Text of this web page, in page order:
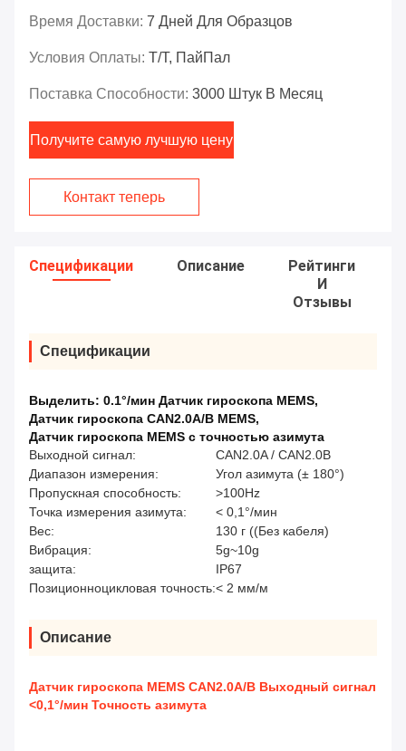
Время Доставки: 7 Дней Для Образцов
Условия Оплаты: Т/Т, ПайПал
Поставка Способности: 3000 Штук В Месяц
Получите самую лучшую цену
Контакт теперь
Спецификации Описание
Рейтинги
И
Отзывы
Спецификации
Выделить: 0.1°/мин Датчик гироскопа MEMS,
Датчик гироскопа CAN2.0A/B MEMS,
Датчик гироскопа MEMS с точностью азимута
Выходной сигнал:
CAN2.0A / CAN2.0B
Диапазон измерения:
Угол азимута (± 180°)
Пропускная способность:
>100Hz
Точка измерения азимута:
< 0,1°/мин
Вес:
130 г ((Без кабеля)
Вибрация:
5g~10g
защита:
IP67
Позиционноцикловая точность:< 2 мм/м
Описание
Датчик гироскопа MEMS CAN2.0A/B Выходный сигнал
<0,1°/мин Точность азимута